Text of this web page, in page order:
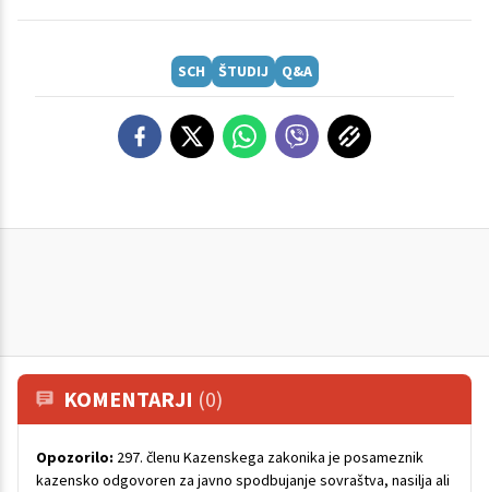
SCH ŠTUDIJ Q&A
KOMENTARJI (0)
Opozorilo: 297. členu Kazenskega zakonika je posameznik
kazensko odgovoren za javno spodbujanje sovraštva, nasilja ali